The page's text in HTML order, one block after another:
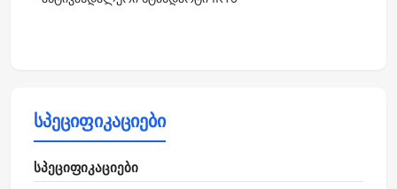
სპეციფიკაციები
სპეციფიკაციები